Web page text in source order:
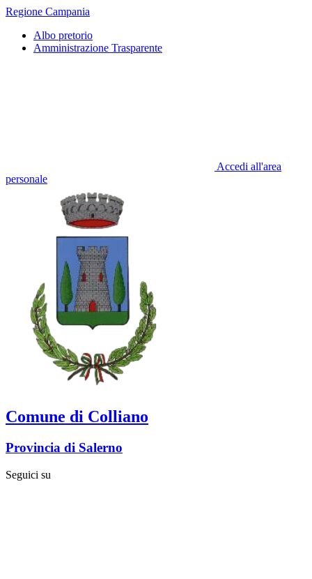
Regione Campania
Albo pretorio
Amministrazione Trasparente
Accedi all'area
personale
Comune di Colliano
Provincia di Salerno
Seguici su